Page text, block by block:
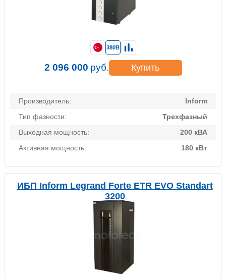
Производитель:
Inform
Тип фазности:
Трехфазный
Выходная мощность:
200 кВА
Активная мощность:
180 кВт
380В
2 096 000 руб. Купить
ИБП Inform Legrand Forte ETR EVO Standart
3200